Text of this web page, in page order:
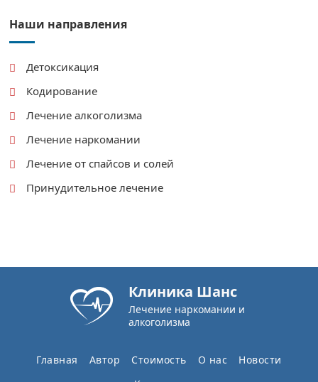
Наши направления
Детоксикация
Кодирование
Лечение алкоголизма
Лечение наркомании
Лечение от спайсов и солей
Принудительное лечение
Клиника Шанс
Лечение наркомании и
алкоголизма
Главная Автор Стоимость О нас
Новости